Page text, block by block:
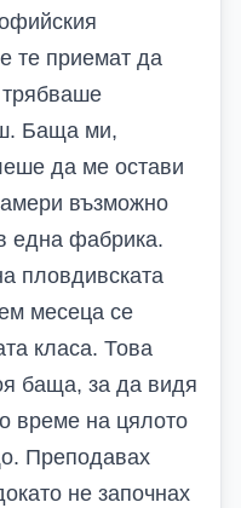
те приемат да
Баща ми,
да ме остави
възможно
една фабрика.
пловдивската
месеца се
класа. Това
баща, за да видя
време на цялото
Преподавах
не започнах